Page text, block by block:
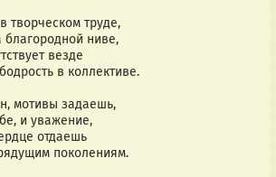
труде,
благородной ниве,
везде
в коллективе.
мотивы задаешь,
и уважение,
отдаешь
поколениям.